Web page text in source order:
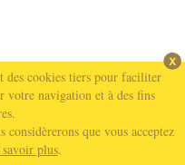
des cookies tiers pour faciliter
votre navigation et à des fins
que vous acceptez
plus.